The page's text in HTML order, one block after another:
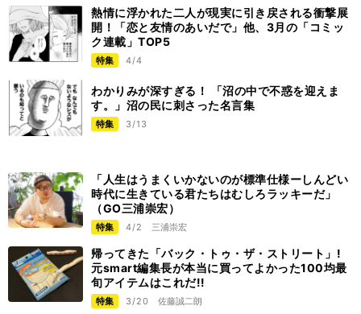
熱情に浮かれた二人が現実に引き戻される衝撃展
開！「恋と友情のあいだで」他、3月の「コミッ
ク連載」TOP5
特集 4/4
わかりみが深すぎる！ 「沼の中で不惑を迎えま
す。」沼の民に刺さった名言集
特集 3/13
「人生はうまくいかないのが標準仕様ーしんどい
時代に生きている君たちはむしろラッキーだ」
（GO三浦崇宏）
特集 4/2 三浦崇宏
帰ってきた「バック・トゥ・ザ・ストリート」!
元smart編集長が本当に買ってよかった100均最
旬アイテムはこれだ!!
特集 3/20 佐藤誠二朗